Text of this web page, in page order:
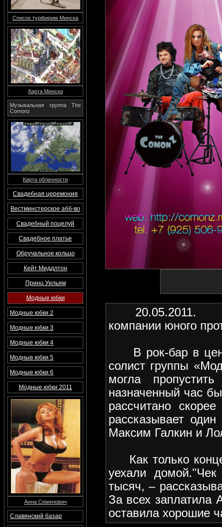
Список турфирим Минска
Карта Минска
Музыкальная группа The
Comonz
Карта облачности
Свадебная церемония
Вестминстерское абб-во
Свадебный поцелуй
Свадебное платье
Обручальное кольцо
Кейт Миддлтон
Принц Уильям
Модные юбки
Модные юбки 2
Модные юбки 3
Модные юбки 4
Модные юбки 5
Модные юбки 6
Модные юбки 2011
Анна Семенович
Славянский базар
20.05.2011.
компании юного
В рок-бар в
солист группы
могла
назначенный час
рассчитано
рассказывает
Максим Галкин и
Как только
уехали
тысяч, –
За всех заплатила
оставила хорошие